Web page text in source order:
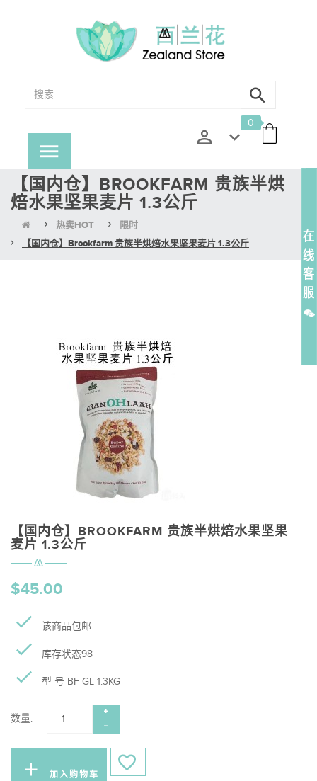
0
【国内仓】BROOKFARM 贵族半烘
焙水果坚果麦片 1.3公斤
热卖HOT
限时
【国内仓】Brookfarm 贵族半烘焙水果坚果麦片 1.3公斤
【国内仓】BROOKFARM 贵族半烘焙水果坚果
麦片 1.3公斤
$45.00
该商品包邮
库存状态98
型 号 BF GL 1.3KG
数量:
加入购物车